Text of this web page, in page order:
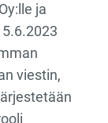
ja
viestin,